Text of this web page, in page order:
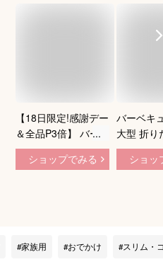
【18日限定!感謝デー
＆全品P3倍】 バーベ
キューコンロ 卓上
折りたたみ 《購入特
ポータブルコンロ コ
ショップでみる
バーベキ
大型 折り
《購入特
ンタッチ
ベキュー
ショッ
家族用 おでかけ スリム・